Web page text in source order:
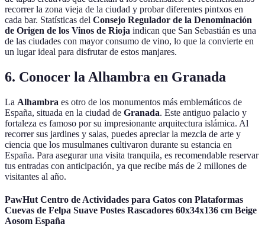
recorrer la zona vieja de la ciudad y probar diferentes pintxos en
cada bar. Statísticas del Consejo Regulador de la Denominación
de Origen de los Vinos de Rioja indican que San Sebastián es una
de las ciudades con mayor consumo de vino, lo que la convierte en
un lugar ideal para disfrutar de estos manjares.
6. Conocer la Alhambra en Granada
La Alhambra es otro de los monumentos más emblemáticos de
España, situada en la ciudad de Granada. Este antiguo palacio y
fortaleza es famoso por su impresionante arquitectura islámica. Al
recorrer sus jardines y salas, puedes apreciar la mezcla de arte y
ciencia que los musulmanes cultivaron durante su estancia en
España. Para asegurar una visita tranquila, es recomendable reservar
tus entradas con anticipación, ya que recibe más de 2 millones de
visitantes al año.
PawHut Centro de Actividades para Gatos con Plataformas
Cuevas de Felpa Suave Postes Rascadores 60x34x136 cm Beige
Aosom España